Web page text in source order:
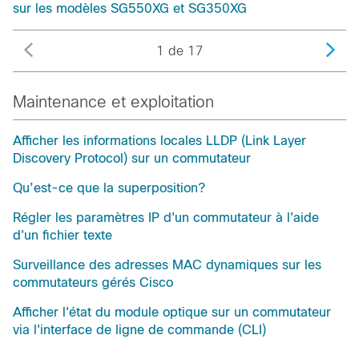
sur les modèles SG550XG et SG350XG
1 de 17
Maintenance et exploitation
Afficher les informations locales LLDP (Link Layer
Discovery Protocol) sur un commutateur
Qu’est-ce que la superposition?
Régler les paramètres IP d'un commutateur à l'aide
d'un fichier texte
Surveillance des adresses MAC dynamiques sur les
commutateurs gérés Cisco
Afficher l'état du module optique sur un commutateur
via l'interface de ligne de commande (CLI)